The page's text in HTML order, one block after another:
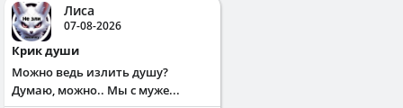
Лиса
07-08-2026
Крик души
Можно ведь излить душу?
Думаю, можно.. Мы с муже...